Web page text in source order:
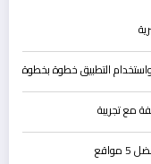
مع تجريبة